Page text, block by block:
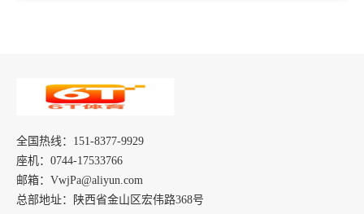
全国热线：151-8377-9929
座机：0744-17533766
邮箱：VwjPa@aliyun.com
总部地址：陕西省金山区宏伟路368号